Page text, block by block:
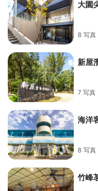
大園
8 写真
新屋
7 写真
海洋
8 写真
竹峰